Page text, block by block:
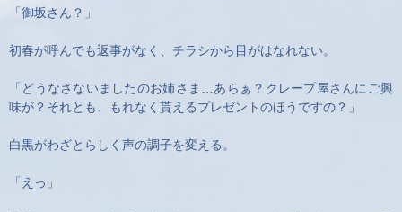
「御坂さん？」
初春が呼んでも返事がなく、チラシから目がはなれない。
「どうなさないましたのお姉さま…あらぁ？クレープ屋さんにご興
味が？それとも、もれなく貰えるプレゼントのほうですの？」
白黒がわざとらしく声の調子を変える。
「えっ」